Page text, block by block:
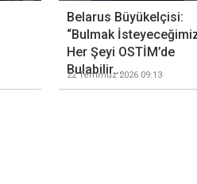
Belarus Büyükelçisi:
“Bulmak
Her Şeyi OSTİM’de
Bulabilir...
22 Temmuz 2026 09:13